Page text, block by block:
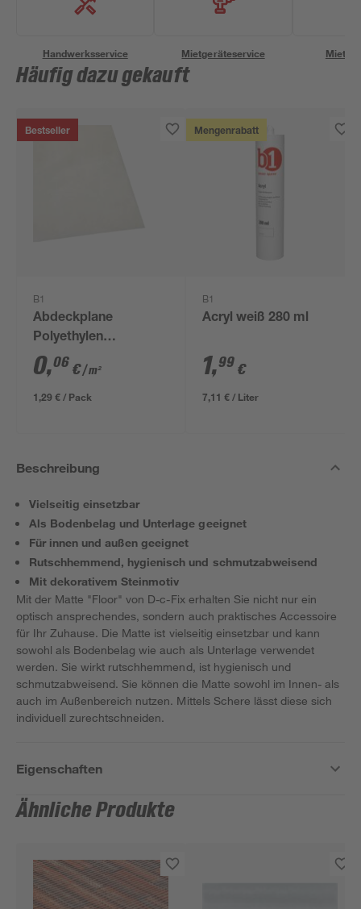
Handwerksservice Mietgeräteservice
Häufig dazu gekauft
Bestseller
B1
Abdeckplane
Polyethylen
transparent 4 x 5 m
0,06 €/ m²
1,29 € / Pack
Mengenrabatt
B1
Acryl weiß 280 ml
1,99 €
7,11 € / Liter
Beschreibung
Vielseitig einsetzbar
Als Bodenbelag und Unterlage geeignet
Für innen und außen geeignet
Rutschhemmend, hygienisch und schmutzabweisend
Mit dekorativem Steinmotiv
Mit der Matte "Floor" von D-c-Fix erhalten Sie nicht nur ein
optisch ansprechendes, sondern auch praktisches Accessoire
für Ihr Zuhause. Die Matte ist vielseitig einsetzbar und kann
sowohl als Bodenbelag wie auch als Unterlage verwendet
werden. Sie wirkt rutschhemmend, ist hygienisch und
schmutzabweisend. Sie können die Matte sowohl im Innen- als
auch im Außenbereich nutzen. Mittels Schere lässt diese sich
individuell zurechtschneiden.
Eigenschaften
Ähnliche Produkte